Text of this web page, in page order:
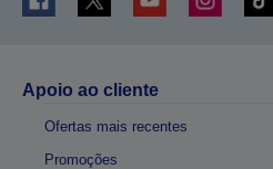
Apoio ao cliente
Ofertas mais recentes
Promoções